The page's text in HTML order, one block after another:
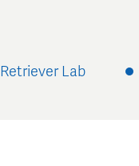
Retriever Lab